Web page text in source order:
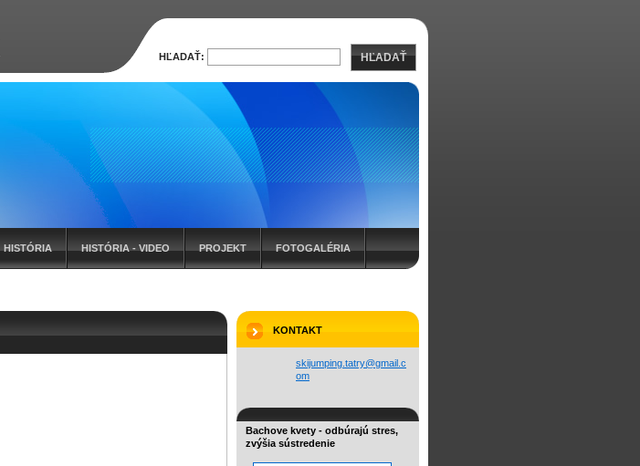
HISTÓRIA HISTÓRIA - VIDEO PROJEKT FOTOGALÉRIA
KONTAKT
skijumping.tatry@gmail.c
om
Bachove kvety - odbúrajú stres,
zvýšia sústredenie
HĽADAŤ: HĽADAŤ